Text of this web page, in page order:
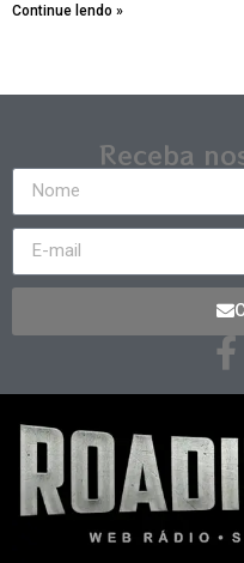
Continue lendo »
Receba